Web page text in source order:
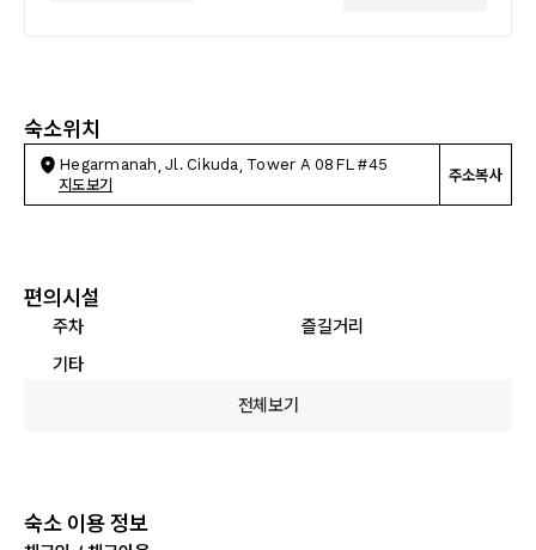
숙소위치
Hegarmanah, Jl. Cikuda, Tower A 08FL #45
지도보기
주소복사
편의시설
주차
즐길거리
기타
전체보기
숙소 이용 정보